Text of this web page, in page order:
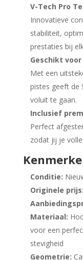
V-Tech Pro
Innovatieve
stabiliteit,
prestaties bij
Geschikt
Met een
pistes geeft de
voluit te gaan.
Inclusief
Perfect
zodat jij je
Conditie:
Originele prijs:
Materiaal:
voor een
stevigheid
Geometrie: